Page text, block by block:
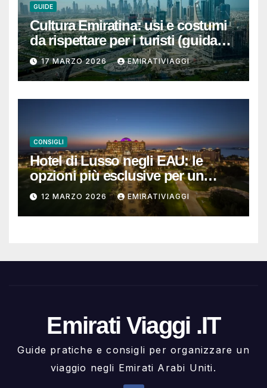
GUIDE
Cultura Emiratina: usi e costumi
da rispettare per i turisti (guida
completa e pratica)
17 MARZO 2026 EMIRATIVIAGGI
CONSIGLI
Hotel di Lusso negli EAU: le
opzioni più esclusive per un
soggiorno da ricordare
12 MARZO 2026 EMIRATIVIAGGI
Emirati Viaggi .IT
Guide pratiche e consigli per organizzare un
viaggio negli Emirati Arabi Uniti.